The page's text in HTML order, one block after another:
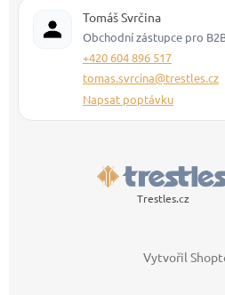
Tomáš Svrčina
Obchodní zástupce pro
+420 604 896 517
tomas.svrcina@trestles.cz
Napsat poptávku
Trestles.cz
Vytvořil